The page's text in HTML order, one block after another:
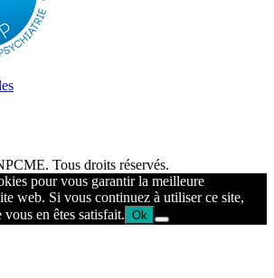
Tous droits réservés.
pour vous garantir la meilleure
web. Si vous continuez à utiliser ce site,
en êtes satisfait. Ok